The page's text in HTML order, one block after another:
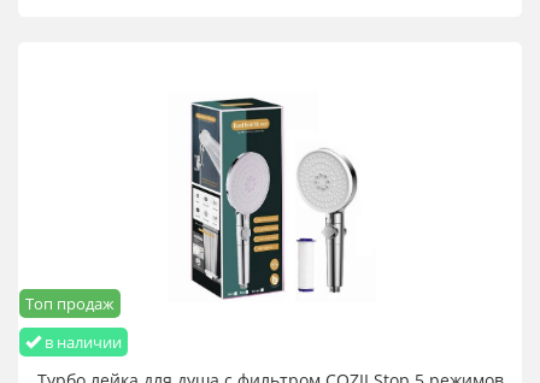
в наличии
Топ продаж